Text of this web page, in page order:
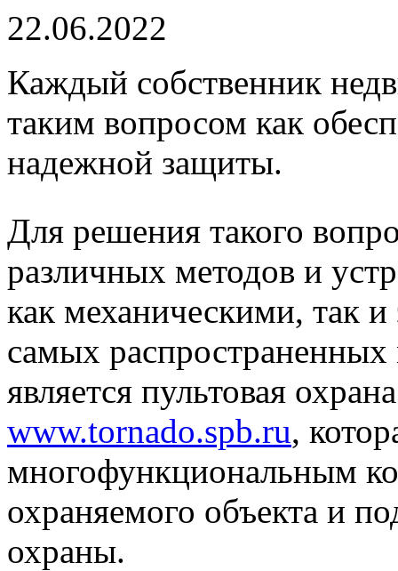
22.06.2022
Каждый собственник
таким вопросом как
надежной защиты.
Для решения такого
различных методов и
как механическими, так
самых
является пультовая
www.tornado.spb.ru,
многофункциональным
охраняемого объекта и
охраны.